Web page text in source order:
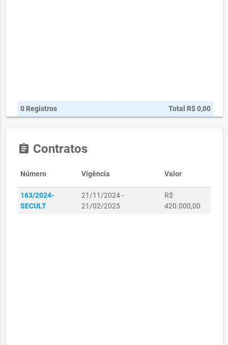
0 Registros Total R$ 0,00
assignment Contratos
Número Vigência Valor
163/2024-
SECULT
21/11/2024 -
21/02/2025
R$
420.000,00